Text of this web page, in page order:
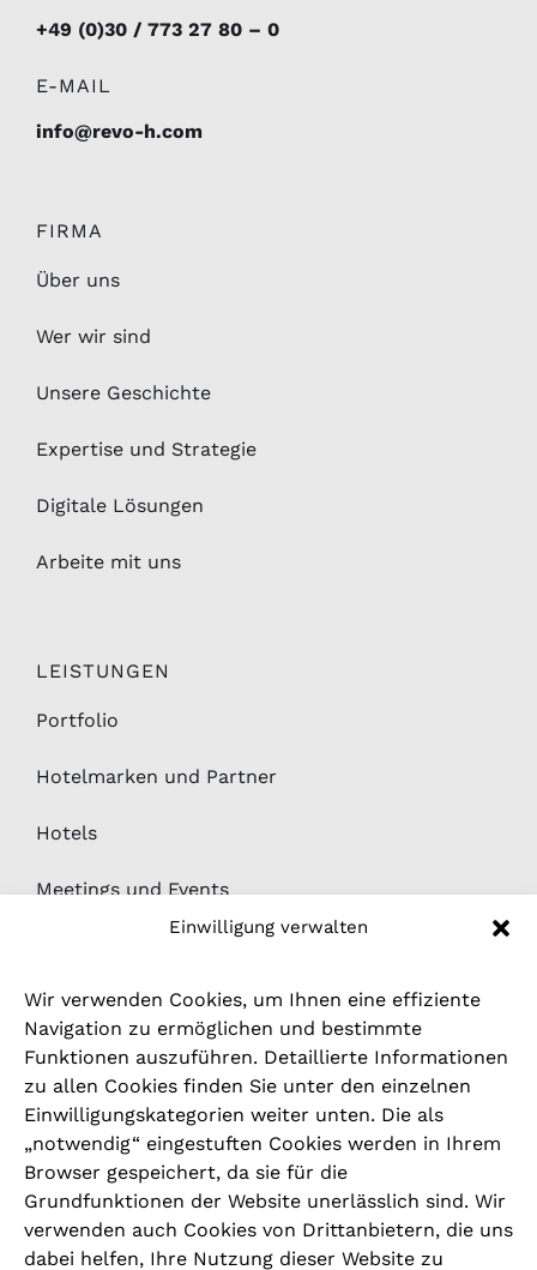
Einwilligung verwalten
Wir verwenden Cookies, um Ihnen eine effiziente
Navigation zu ermöglichen und bestimmte
Funktionen auszuführen. Detaillierte Informationen
zu allen Cookies finden Sie unter den einzelnen
Einwilligungskategorien weiter unten. Die als
„notwendig“ eingestuften Cookies werden in Ihrem
Browser gespeichert, da sie für die
Grundfunktionen der Website unerlässlich sind. Wir
verwenden auch Cookies von Drittanbietern, die uns
dabei helfen, Ihre Nutzung dieser Website zu
+49 (0)30 / 773 27 80 – 0
E-MAIL
info@revo-h.com
FIRMA
Über uns
Wer wir sind
Unsere Geschichte
Expertise und Strategie
Digitale Lösungen
Arbeite mit uns
LEISTUNGEN
Portfolio
Hotelmarken und Partner
Hotels
Meetings und Events
News
Downloads
Hinweisgeber- / Beschwerdesystem
RECHTLICHES